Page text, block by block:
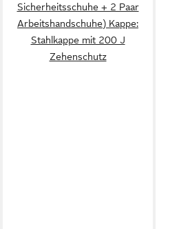
Sicherheitsschuhe + 2 Paar
Arbeitshandschuhe) Kappe:
Stahlkappe mit 200 J
Zehenschutz